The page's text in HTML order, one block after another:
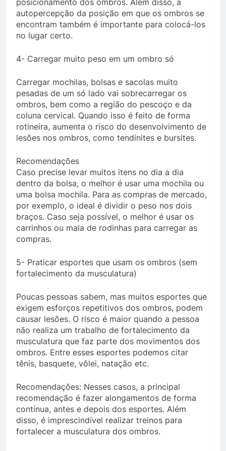
posicionamento dos ombros. Além disso, a
autopercepção da posição em que os ombros se
encontram também é importante para colocá-los
no lugar certo.
4- Carregar muito peso em um ombro só
Carregar mochilas, bolsas e sacolas muito
pesadas de um só lado vai sobrecarregar os
ombros, bem como a região do pescoço e da
coluna cervical. Quando isso é feito de forma
rotineira, aumenta o risco do desenvolvimento de
lesões nos ombros, como tendinites e bursites.
Recomendações
Caso precise levar muitos itens no dia a dia
dentro da bolsa, o melhor é usar uma mochila ou
uma bolsa mochila. Para as compras de mercado,
por exemplo, o ideal é dividir o peso nos dois
braços. Caso seja possível, o melhor é usar os
carrinhos ou mala de rodinhas para carregar as
compras.
5- Praticar esportes que usam os ombros (sem
fortalecimento da musculatura)
Poucas pessoas sabem, mas muitos esportes que
exigem esforços repetitivos dos ombros, podem
causar lesões. O risco é maior quando a pessoa
não realiza um trabalho de fortalecimento da
musculatura que faz parte dos movimentos dos
ombros. Entre esses esportes podemos citar
tênis, basquete, vôlei, natação etc.
Recomendações: Nesses casos, a principal
recomendação é fazer alongamentos de forma
contínua, antes e depois dos esportes. Além
disso, é imprescindível realizar treinos para
fortalecer a musculatura dos ombros.